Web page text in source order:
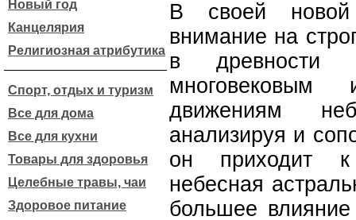
Новый год
Канцелярия
Религиозная атрибутика
Спорт, отдых и туризм
Все для дома
Все для кухни
Товары для здоровья
Целебные травы, чаи
Здоровое питание
В своей новой
внимание на
в древности
многовековым
движениям
анализируя и
он приходит к
небесная
большее